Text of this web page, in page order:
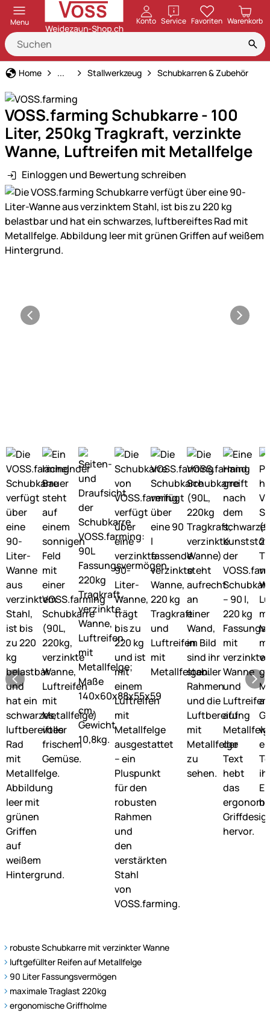
Menu Konto ServiceöffnenFavoriten Warenkorb
Home Haus und Hof
... Stallwerkzeug Schubkarren & Zubehör
VOSS.farming Schubkarre - 100
Liter, 250kg Tragkraft, verzinkte
Wanne, Luftreifen mit Metallfelge
Einloggen und Bewertung schreiben
Produktgalerie
robuste Schubkarre mit verzinkter Wanne
luftgefüllter Reifen auf Metallfelge
90 Liter Fassungsvermögen
maximale Traglast 220kg
ergonomische Griffholme